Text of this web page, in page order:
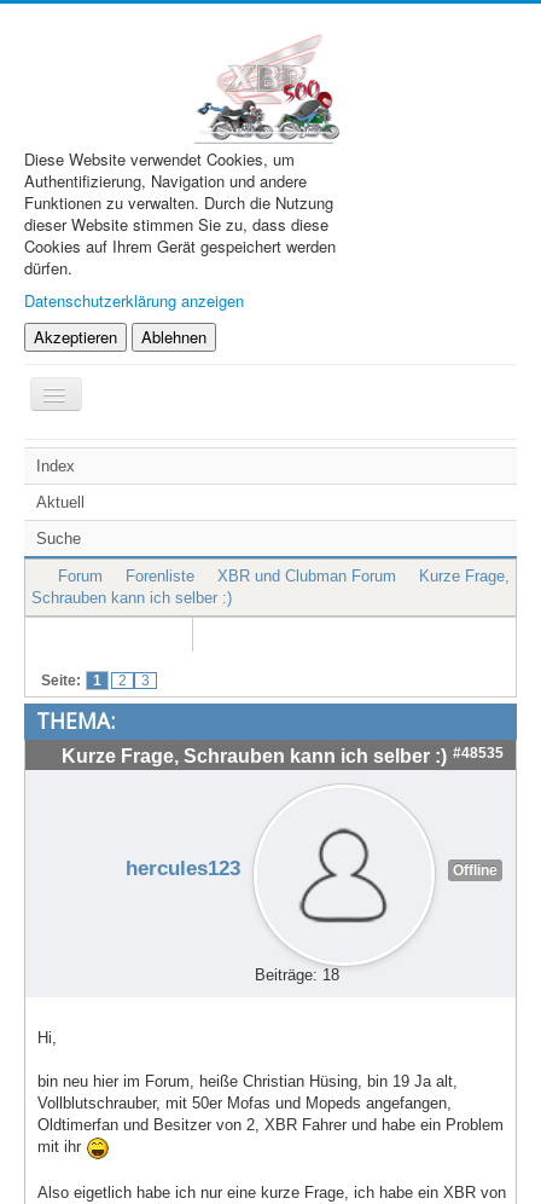
Diese Website verwendet Cookies, um
Authentifizierung, Navigation und andere
Funktionen zu verwalten. Durch die Nutzung
dieser Website stimmen Sie zu, dass diese
Cookies auf Ihrem Gerät gespeichert werden
dürfen.
Datenschutzerklärung anzeigen
Akzeptieren
Ablehnen
Navigation
an/aus
XBR.de
Technik
Forum
Treffen & Touren
Cafe-Ecke
Index
Aktuell
Suche
Forum Forenliste XBR und Clubman Forum
Kurze Frage,
Schrauben kann ich selber :)
Seite: 1 2 3
THEMA:
Kurze Frage, Schrauben kann ich selber :) #48535
hercules123 Offline
Beiträge: 18
Hi,
bin neu hier im Forum, heiße Christian Hüsing, bin 19 Ja alt,
Vollblutschrauber, mit 50er Mofas und Mopeds angefangen,
Oldtimerfan und Besitzer von 2, XBR Fahrer und habe ein Problem
mit ihr
Also eigetlich habe ich nur eine kurze Frage, ich habe ein XBR von